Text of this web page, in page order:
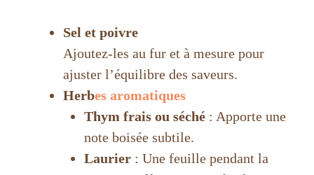
Sel et poivre
Ajoutez-les au fur et à mesure pour
ajuster l’équilibre des saveurs.
Herbes aromatiques
Thym frais ou séché : Apporte une
note boisée subtile.
Laurier : Une feuille pendant la